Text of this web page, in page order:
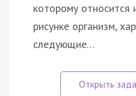
которому относится
рисунке организм,
следующие…